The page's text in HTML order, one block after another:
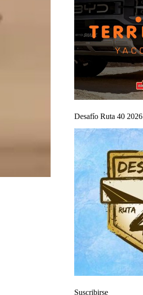
Desafío Ruta 40 2026
Suscribirse